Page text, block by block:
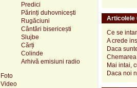
Articolele
Ce se
A crede
Daca
Mai intai,
Daca noi
Predici
Părinți duhovnicești
Rugăciuni
Cântări bisericești
Slujbe
Cărți
Colinde
Arhivă emisiuni radio
Foto
Video